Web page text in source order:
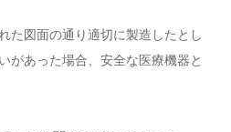
た図面の通り適切に製造したとし
があった場合、安全な医療機器と